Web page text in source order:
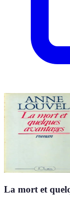
La mort et